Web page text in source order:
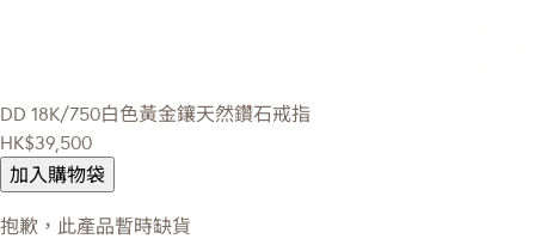
DD 18K/750白色黃金鑲天然鑽石戒指
HK$39,500
加入購物袋
抱歉，此產品暫時缺貨